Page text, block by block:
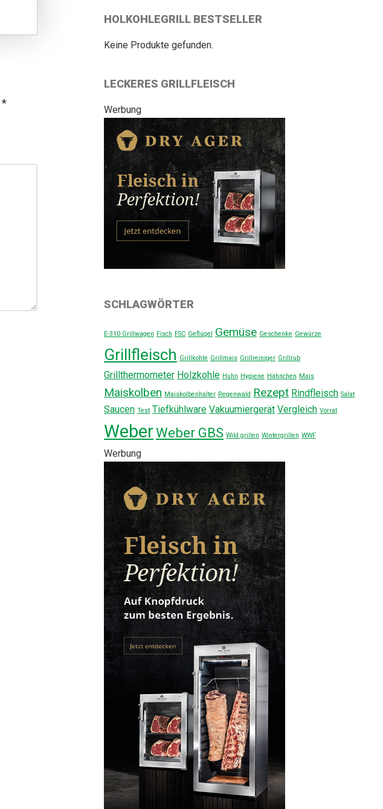
*
HOLKOHLEGRILL BESTSELLER
Keine Produkte gefunden.
LECKERES GRILLFLEISCH
Werbung
SCHLAGWÖRTER
E-310 Grillwagen Fisch FSC Geflügel Gemüse Geschenke Gewürze
Grillfleisch Grillkohle Grillmais Grillreiniger Grillrub
Grillthermometer Holzkohle Huhn Hygiene Hähnchen Mais
Maiskolben Maiskolbenhalter Regenwald Rezept Rindfleisch Salat
Saucen Test Tiefkühlware Vakuumiergerät Vergleich Vorrat
WeberWeber GBS Wild grillen Wintergrillen WWF
Werbung